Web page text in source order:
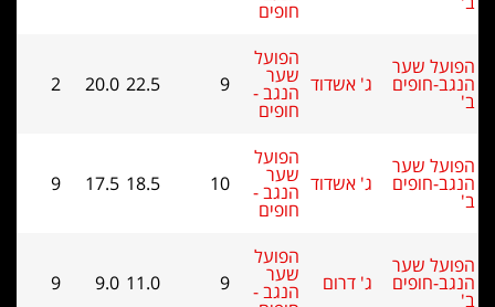
שער
חופים ג' אשדוד
הפועל
שער
הנגב - 9
20.0
2
שער
חופים ג' אשדוד
הפועל
שער
הנגב - 10
17.5
9
שער
חופים ג' דרום
הפועל
שער
הנגב - 9
9.0
9